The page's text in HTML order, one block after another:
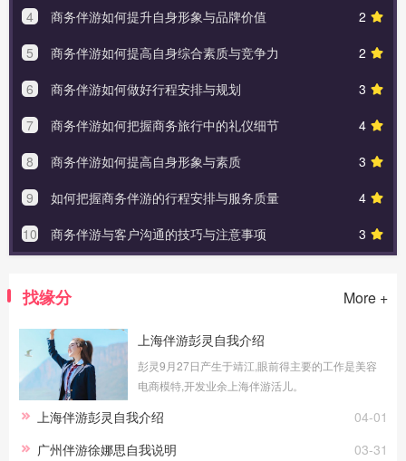
2
4
商务伴游如何提升自身形象与品牌价值
2
5
商务伴游如何提高自身综合素质与竞争力
3
6
商务伴游如何做好行程安排与规划
4
7
商务伴游如何把握商务旅行中的礼仪细节
3
8
商务伴游如何提高自身形象与素质
4
9
如何把握商务伴游的行程安排与服务质量
3
10 商务伴游与客户沟通的技巧与注意事项
找缘分 More +
上海伴游彭灵自我介绍
彭灵9月27日产生于靖江,眼前得主要的工作是美容
电商模特,开发业余上海伴游活儿。
04-01
上海伴游彭灵自我介绍
03-31
广州伴游徐娜思自我说明